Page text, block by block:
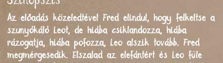
Az előadás közeledtével Fred elindul, hogy felkeltse a
szunyókáló Leot, de hiába csiklandozza, hiába
rázogatja, hiába pofozza, Leo alszik tovább. Fred
megmérgesedik. Elszalad az elefántért és Leo füle